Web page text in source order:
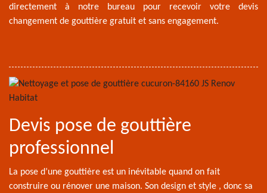
directement à notre bureau pour recevoir votre devis
changement de gouttière gratuit et sans engagement.
Devis pose de gouttière
professionnel
La pose d’une gouttière est un inévitable quand on fait
construire ou rénover une maison. Son design et style , donc sa